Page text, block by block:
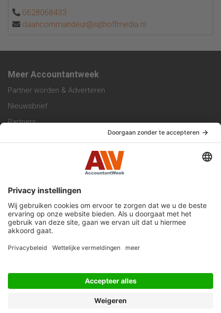
0628068433
daancommandeur@sijthoffmedia.nl
Meer Accountantweek
Partner worden & Adverteren
Nieuwsbrief
Partners
Werken bij ons
Privacy Statement
Algemene Voorwaarden
Privacyinstellingen